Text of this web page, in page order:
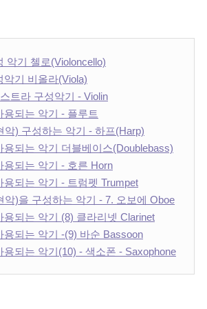
악기 첼로(Violoncello)
악기 비올라(Viola)
트라 구성악기 - Violin
용되는 악기 - 플루트
악) 구성하는 악기 - 하프(Harp)
용되는 악기 더블베이스(Doublebass)
용되는 악기 - 호른 Horn
용되는 악기 - 트럼펫 Trumpet
악)을 구성하는 악기 - 7. 오보에 Oboe
용되는 악기 (8) 클라리넷 Clarinet
용되는 악기 -(9) 바순 Bassoon
용되는 악기(10) - 색소폰 - Saxophone